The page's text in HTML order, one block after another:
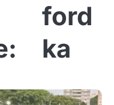
ford
ka